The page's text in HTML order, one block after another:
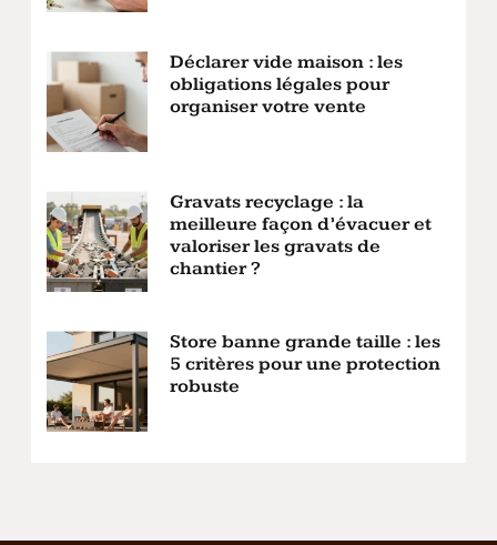
Déclarer vide maison : les
obligations légales pour
organiser votre vente
Gravats recyclage : la
meilleure façon d’évacuer et
valoriser les gravats de
chantier ?
Store banne grande taille : les
5 critères pour une protection
robuste